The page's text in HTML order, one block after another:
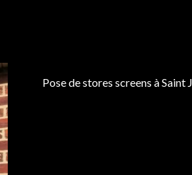
Pose de stores screens à Saint